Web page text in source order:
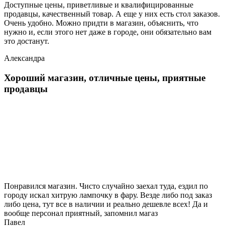
Доступные цены, приветливые и квалифицированные
продавцы, качественный товар. А еще у них есть стол заказов.
Очень удобно. Можно придти в магазин, объяснить, что
нужно и, если этого нет даже в городе, они обязательно вам
это достанут.
Александра
Хороший магазин, отличные цены, приятные
продавцы
Понравился магазин. Чисто случайно заехал туда, ездил по
городу искал хитрую лампочку в фару. Везде либо под заказ
либо цена, тут все в наличии и реально дешевле всех! Да и
вообще персонал приятный, запомнил магаз
Павел